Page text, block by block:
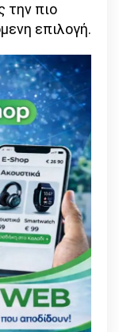
την πιο
επιλογή.